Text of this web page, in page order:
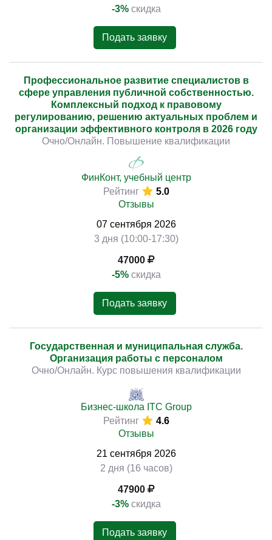
-3% скидка
Подать заявку
Профессиональное развитие специалистов в
сфере управления публичной собственностью.
Комплексный подход к правовому
регулированию, решению актуальных проблем и
организации эффективного контроля в 2026 году
Очно/Онлайн. Повышение квалификации
ФинКонт, учебный центр
Рейтинг
5.0
Отзывы
07 сентября 2026
3 дня (10:00-17:30)
47000
-5% скидка
Подать заявку
Государственная и муниципальная служба.
Организация работы с персоналом
Очно/Онлайн. Курс повышения квалификации
Бизнес-школа ITC Group
Рейтинг
4.6
Отзывы
21 сентября 2026
2 дня (16 часов)
47900
-3% скидка
Подать заявку